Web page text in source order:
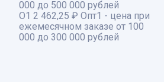
000 до 500 000 рублей
О1 2 462,25 ₽ Опт1 - цена при
ежемесячном заказе от 100
000 до 300 000 рублей